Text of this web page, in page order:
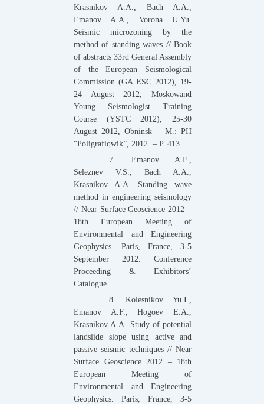
Krasnikov A.A., Bach A.A.,
Emanov A.A., Vorona U.Yu.
Seismic microzoning by the
method of standing waves // Book
of abstracts 33rd General Assembly
of the European Seismological
Commission (GA ESC 2012), 19-
24 August 2012, Moskowand
Young Seismologist Training
Course (YSTC 2012), 25-30
August 2012, Obninsk – M.: PH
“Poligrafiqwik”, 2012. – P. 413.
7. Emanov A.F.,
Seleznev V.S., Bach A.A.,
Krasnikov A.A. Standing wave
method in engineering seismology
// Near Surface Geoscience 2012 –
18th European Meeting of
Environmental and Engineering
Geophysics. Paris, France, 3-5
September 2012. Conference
Proceeding & Exhibitors’
Catalogue.
8. Kolesnikov Yu.I.,
Emanov A.F., Hogoev E.A.,
Krasnikov A.A. Study of potential
landslide slope using active and
passive seismic techniques // Near
Surface Geoscience 2012 – 18th
European Meeting of
Environmental and Engineering
Geophysics. Paris, France, 3-5